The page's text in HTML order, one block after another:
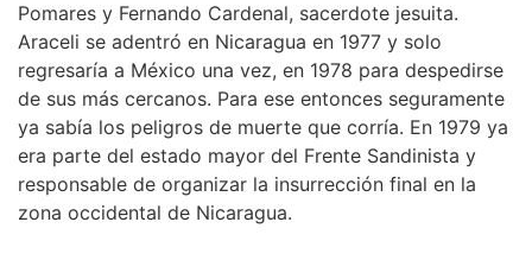
Pomares y Fernando Cardenal, sacerdote jesuita.
Araceli se adentró en Nicaragua en 1977 y solo
regresaría a México una vez, en 1978 para despedirse
de sus más cercanos. Para ese entonces seguramente
ya sabía los peligros de muerte que corría. En 1979 ya
era parte del estado mayor del Frente Sandinista y
responsable de organizar la insurrección final en la
zona occidental de Nicaragua.